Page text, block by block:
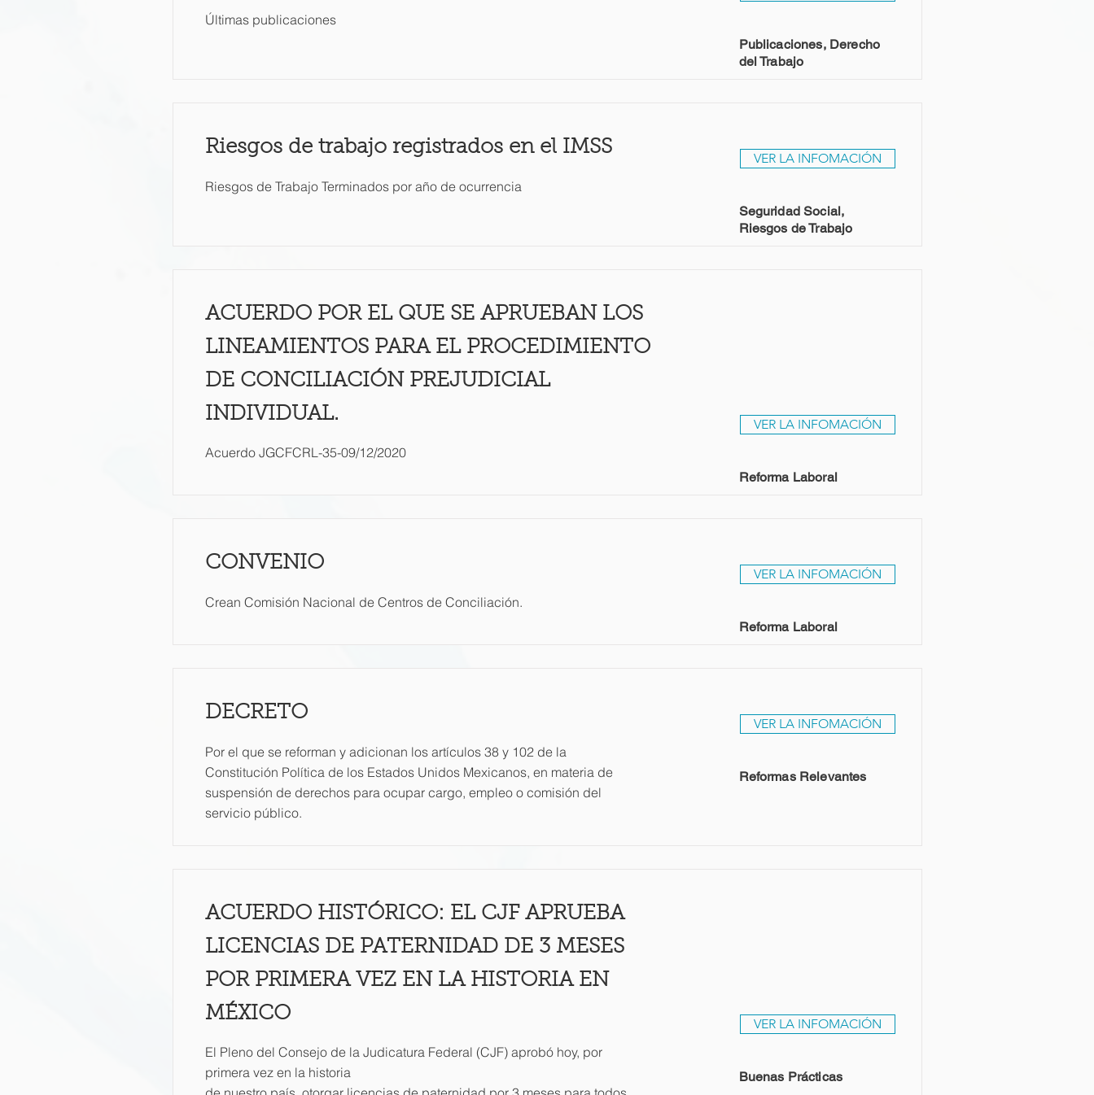
Últimas publicaciones
Publicaciones, Derecho
del Trabajo
Riesgos de trabajo registrados en el IMSS
Riesgos de Trabajo Terminados por año de ocurrencia
VER LA INFOMACIÓN
Seguridad Social,
Riesgos de Trabajo
ACUERDO POR EL QUE SE APRUEBAN LOS
LINEAMIENTOS PARA EL PROCEDIMIENTO
DE CONCILIACIÓN PREJUDICIAL
INDIVIDUAL.
Acuerdo JGCFCRL-35-09/12/2020
VER LA INFOMACIÓN
Reforma Laboral
CONVENIO
Crean Comisión Nacional de Centros de Conciliación.
VER LA INFOMACIÓN
Reforma Laboral
DECRETO
Por el que se reforman y adicionan los artículos 38 y 102 de la
Constitución Política de los Estados Unidos Mexicanos, en materia de
suspensión de derechos para ocupar cargo, empleo o comisión del
servicio público.
VER LA INFOMACIÓN
Reformas Relevantes
ACUERDO HISTÓRICO: EL CJF APRUEBA
LICENCIAS DE PATERNIDAD DE 3 MESES
POR PRIMERA VEZ EN LA HISTORIA EN
MÉXICO
El Pleno del Consejo de la Judicatura Federal (CJF) aprobó hoy, por
primera vez en la historia
VER LA INFOMACIÓN
Buenas Prácticas